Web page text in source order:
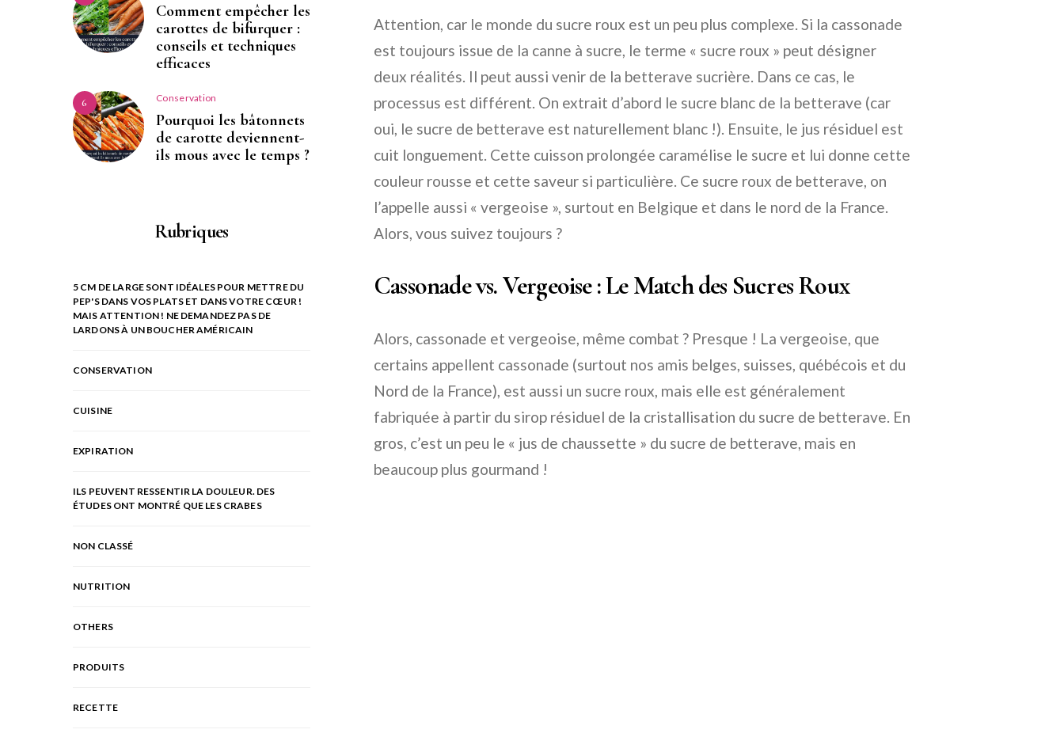
Attention, car le monde du sucre roux est un peu plus complexe. Si la cassonade
est toujours issue de la canne à sucre, le terme « sucre roux » peut désigner
deux réalités. Il peut aussi venir de la betterave sucrière. Dans ce cas, le
processus est différent. On extrait d’abord le sucre blanc de la betterave (car
oui, le sucre de betterave est naturellement blanc !). Ensuite, le jus résiduel est
cuit longuement. Cette cuisson prolongée caramélise le sucre et lui donne cette
couleur rousse et cette saveur si particulière. Ce sucre roux de betterave, on
l’appelle aussi « vergeoise », surtout en Belgique et dans le nord de la France.
Alors, vous suivez toujours ?
Cassonade vs. Vergeoise : Le Match des Sucres Roux
Alors, cassonade et vergeoise, même combat ? Presque ! La vergeoise, que
certains appellent cassonade (surtout nos amis belges, suisses, québécois et du
Nord de la France), est aussi un sucre roux, mais elle est généralement
fabriquée à partir du sirop résiduel de la cristallisation du sucre de betterave. En
gros, c’est un peu le « jus de chaussette » du sucre de betterave, mais en
beaucoup plus gourmand !
Comment empêcher les
carottes de bifurquer :
conseils et techniques
efficaces
6 Conservation
Pourquoi les bâtonnets
de carotte deviennent-
ils mous avec le temps ?
Rubriques
5 CM DE LARGE SONT IDÉALES POUR METTRE DU
PEP'S DANS VOS PLATS ET DANS VOTRE CŒUR !
MAIS ATTENTION ! NE DEMANDEZ PAS DE
LARDONS À UN BOUCHER AMÉRICAIN
CONSERVATION
CUISINE
EXPIRATION
ILS PEUVENT RESSENTIR LA DOULEUR. DES
ÉTUDES ONT MONTRÉ QUE LES CRABES
NON CLASSÉ
NUTRITION
OTHERS
PRODUITS
RECETTE